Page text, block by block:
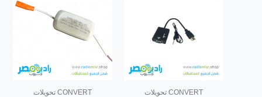
CONVERT تحويلات CONVERT تحويلات